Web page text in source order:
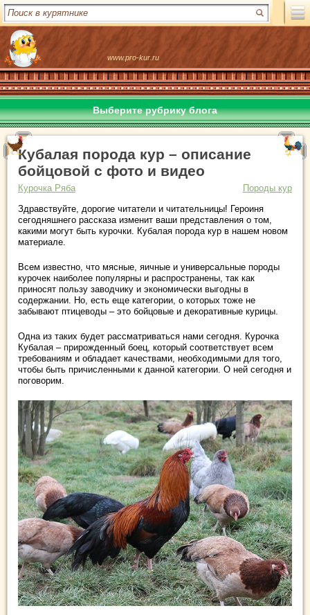
www.pro-kur.ru
Выберите рубрику блога
Кубалая порода кур – описание
бойцовой с фото и видео
Курочка Ряба
Породы кур
Здравствуйте, дорогие читатели и читательницы! Героиня
сегодняшнего рассказа изменит ваши представления о том,
какими могут быть курочки. Кубалая порода кур в нашем новом
материале.
Всем известно, что мясные, яичные и универсальные породы
курочек наиболее популярны и распространены, так как
приносят пользу заводчику и экономически выгодны в
содержании. Но, есть еще категории, о которых тоже не
забывают птицеводы – это бойцовые и декоративные курицы.
Одна из таких будет рассматриваться нами сегодня. Курочка
Кубалая – прирожденный боец, который соответствует всем
требованиям и обладает качествами, необходимыми для того,
чтобы быть причисленными к данной категории. О ней сегодня и
поговорим.